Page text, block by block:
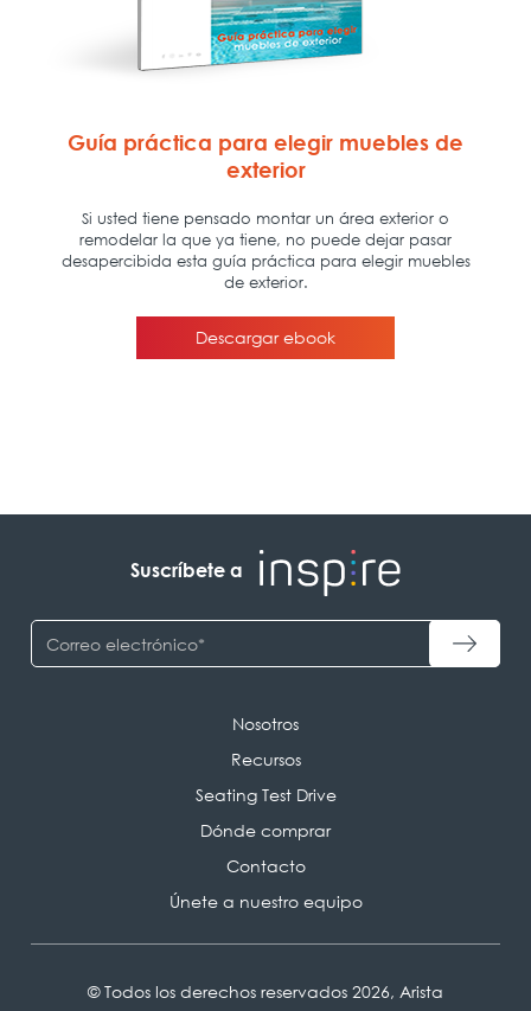
Suscríbete a
Nosotros
Recursos
Seating Test Drive
Dónde comprar
Contacto
Únete a nuestro equipo
© Todos los derechos reservados 2026, Arista